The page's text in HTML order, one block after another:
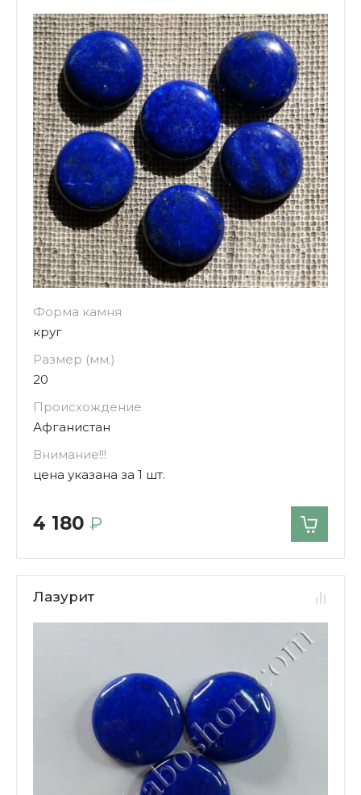
Форма камня
круг
Размер (мм.)
20
Происхождение
Афганистан
Внимание!!!
цена указана за 1 шт.
4 180 ₽
Лазурит